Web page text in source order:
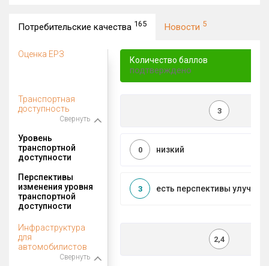
Потребительские качества 165 Новости 5
Оценка ЕРЗ
Количество баллов
подтверждено
Транспортная
доступность
Свернуть
3
Уровень
транспортной
доступности
низкий
0
Перспективы
изменения уровня
транспортной
доступности
есть перспективы
3
Инфраструктура
для
автомобилистов
Свернуть
2,4